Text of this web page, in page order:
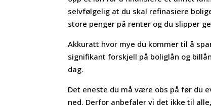
selvfølgelig at du skal refinasiere
store penger på renter og du slipper
Akkuratt hvor mye du kommer til å
signifikant forskjell på boliglån og
dag.
Det eneste du må være obs på før du
ned. Derfor anbefaler vi det ikke til